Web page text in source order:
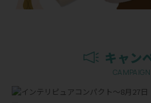
キャン
CAMPAIGN